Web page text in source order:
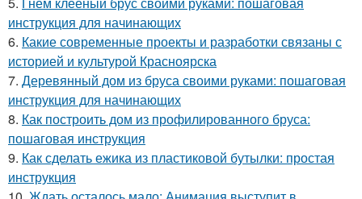
инструкция для начинающих
6. Какие современные проекты и разработки связаны с
историей и культурой Красноярска
7. Деревянный дом из бруса своими руками: пошаговая
инструкция для начинающих
8. Как построить дом из профилированного бруса:
пошаговая инструкция
9. Как сделать ежика из пластиковой бутылки: простая
инструкция